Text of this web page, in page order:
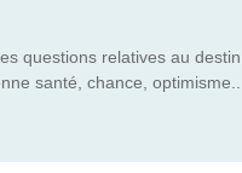
questions relatives au destin
santé, chance, optimisme....